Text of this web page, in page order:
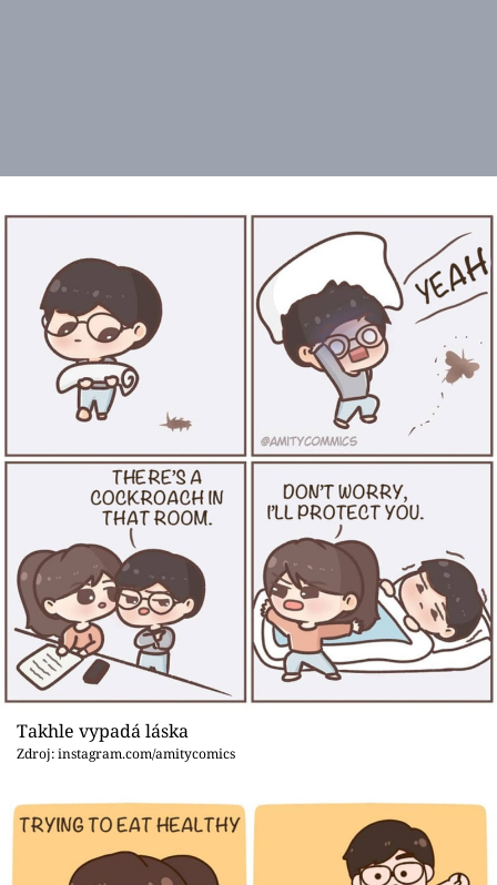
Takhle vypadá láska
Zdroj: instagram.com/amitycomics